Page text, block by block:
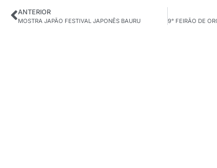
ANTERIOR
MOSTRA JAPÃO FESTIVAL JAPONÊS BAURU